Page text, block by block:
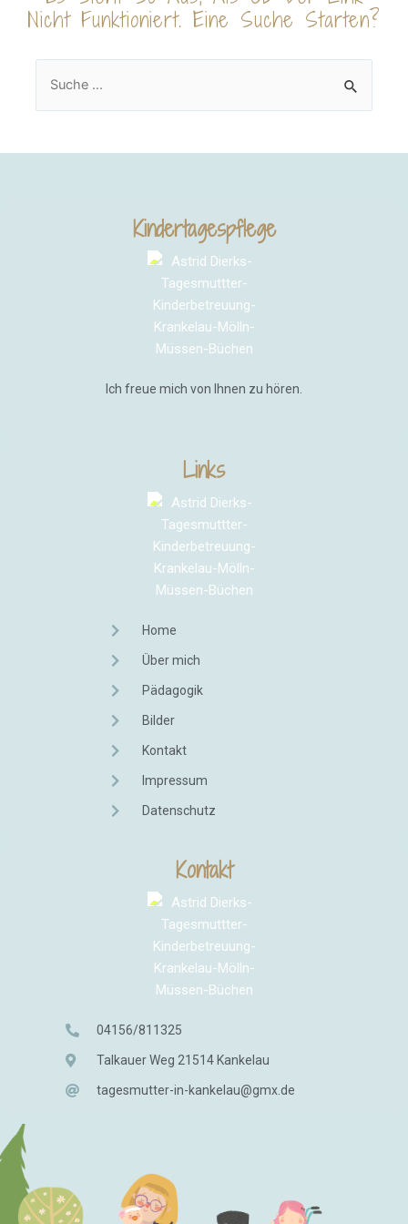
Nicht Funktioniert. Eine Suche Starten?
Kindertagespflege
Ich freue mich von Ihnen zu hören.
Links
Home
Über mich
Pädagogik
Bilder
Kontakt
Impressum
Datenschutz
Kontakt
04156/811325
Talkauer Weg 21514 Kankelau
tagesmutter-in-kankelau@gmx.de